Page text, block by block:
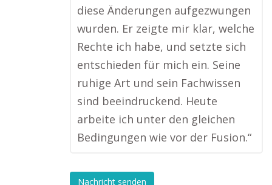
diese Änderungen aufgezwungen
wurden. Er zeigte mir klar, welche
Rechte ich habe, und setzte sich
entschieden für mich ein. Seine
ruhige Art und sein Fachwissen
sind beeindruckend. Heute
arbeite ich unter den gleichen
Bedingungen wie vor der Fusion.“
Nachricht senden